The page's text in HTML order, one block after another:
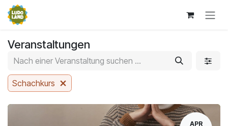
Zum Inhalt springen
Veranstaltungen
Schachkurs
APR